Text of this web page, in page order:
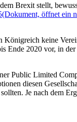
Brexit stellt,
(Dokument, öffnet ein
keine
Ende 2020 vor, in
Public Limited
diesen
Je nach dem